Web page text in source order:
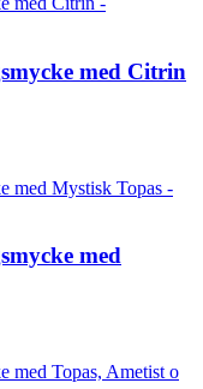
med Citrin
med